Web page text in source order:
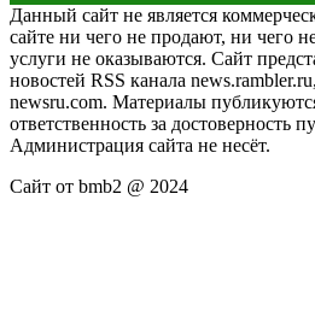
Данный сайт не является
сайте ни чего не продают, ни чего
услуги не оказываются. Сайт
новостей RSS канала
newsru.com. Материалы
ответственность за достоверность
Администрация сайта не несёт.
Сайт от bmb2 @ 2024